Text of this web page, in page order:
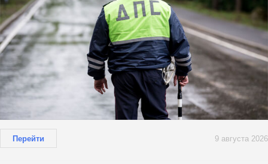
Перейти 9 августа 2026